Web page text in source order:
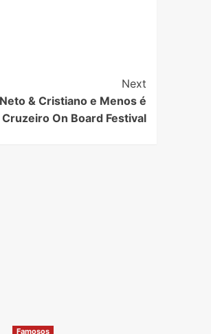
Next
& Cristiano e Menos é
On Board Festival
Famosos